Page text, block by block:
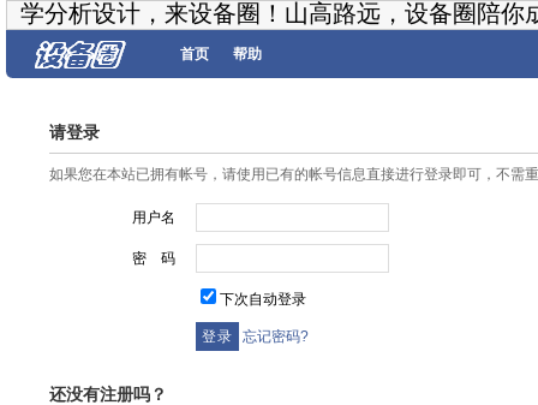
学分析设计，来设备圈！山高路远，设备圈陪你
首页 帮助
请登录
如果您在本站已拥有帐号，请使用已有的帐号信息直接进行登录即可，不需
用户名
密 码
下次自动登录
忘记密码?
还没有注册吗？